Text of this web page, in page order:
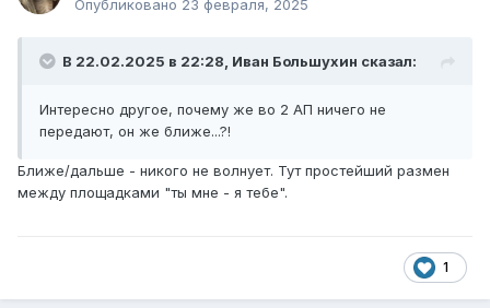
Опубликовано 23 февраля, 2025
В 22.02.2025 в 22:28, Иван Большухин сказал:
Интересно другое, почему же во 2 АП ничего не
передают, он же ближе...?!
Ближе/дальше - никого не волнует. Тут простейший размен
между площадками "ты мне - я тебе".
1